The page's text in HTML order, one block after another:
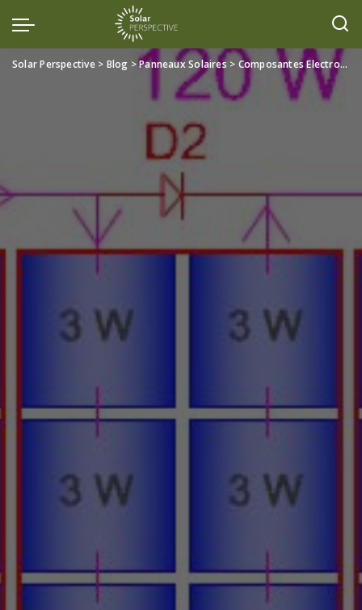
Solar Perspective> Blog >Panneaux Solaires> Composantes Electroniques